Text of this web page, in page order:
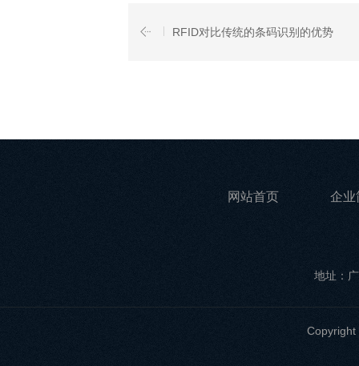
RFID对比传统的条码识别的优势
网站首页 企业
地址：